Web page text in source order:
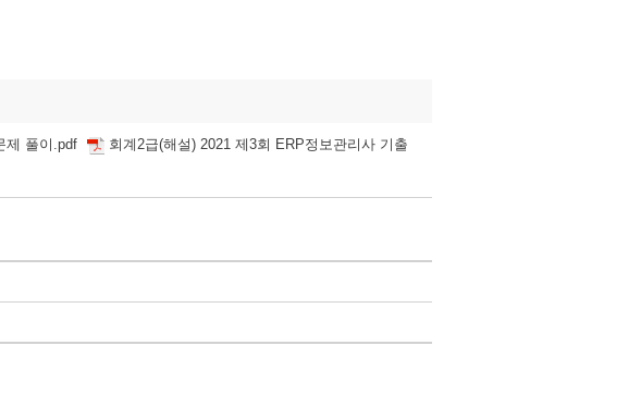
제 풀이.pdf
회계2급(해설) 2021 제3회 ERP정보관리사 기출